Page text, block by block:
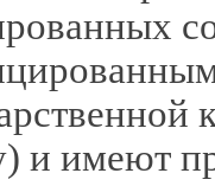
и имеют